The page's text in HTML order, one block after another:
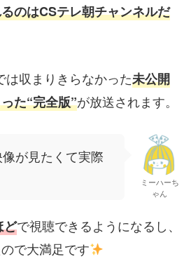
のはCSテレ朝チャンネルだ
は収まりきらなかった未公開
た“完全版”が放送されます。
が見たくて実際
ミーハーち
ゃん
どで視聴できるようになるし、
で大満足です